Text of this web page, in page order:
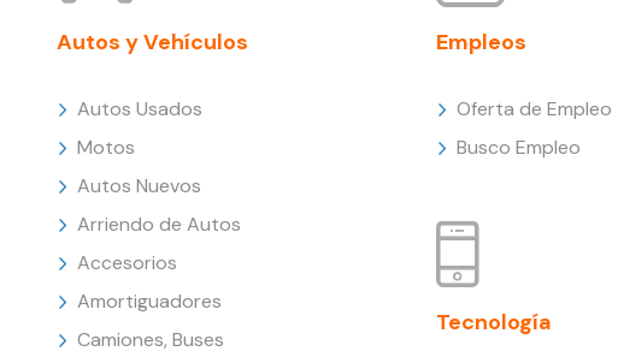
Autos y Vehículos
Autos Usados
Motos
Autos Nuevos
Arriendo de Autos
Accesorios
Amortiguadores
Camiones, Buses
Empleos
Oferta de Empleo
Busco Empleo
Tecnología